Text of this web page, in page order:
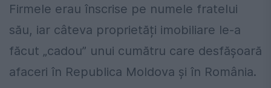
Firmele erau înscrise pe numele fratelui
său, iar câteva proprietăți imobiliare le-a
făcut „cadou” unui cumătru care desfășoară
afaceri în Republica Moldova şi în România.